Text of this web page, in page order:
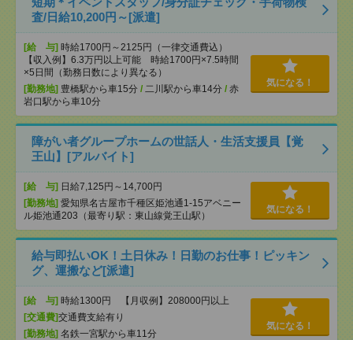
査/日給10,200円～[派遣]
[給 与] 時給1700円～2125円（一律交通費込）
【収入例】6.3万円以上可能 時給1700円×7.5時間
×5日間（勤務日数により異なる）
[勤務地] 豊橋駅から車15分 / 二川駅から車14分 / 赤
岩口駅から車10分
気になる！
障がい者グループホームの世話人・生活支援員【覚
王山】[アルバイト]
[給 与] 日給7,125円～14,700円
[勤務地] 愛知県名古屋市千種区姫池通1-15アベニー
ル姫池通203（最寄り駅：東山線覚王山駅）
気になる！
給与即払いOK！土日休み！日勤のお仕事！ピッキン
グ、運搬など[派遣]
[給 与] 時給1300円 【月収例】208000円以上
[交通費]交通費支給有り
[勤務地] 名鉄一宮駅から車11分
気になる！